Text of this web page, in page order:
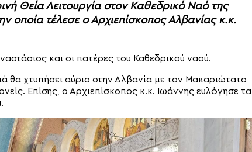
Θεία Λειτουργία στον Καθεδρικό Ναό της
οποία τέλεσε ο Αρχιεπίσκοπος Αλβανίας κ.κ.
και οι πατέρες του Καθεδρικού ναού.
θα χτυπήσει αύριο στην Αλβανία με τον Μακαριώτατο
Επίσης, ο Αρχιεπίσκοπος κ.κ. Ιωάννης ευλόγησε τα
Εσπερινός στην Ιερά
Μονή Οσίου Θεοδοσίου